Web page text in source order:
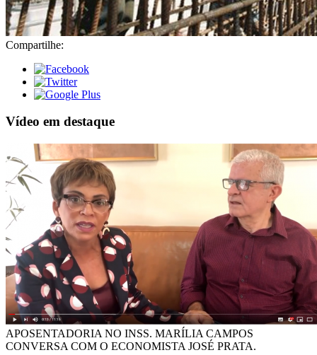
Compartilhe:
Vídeo em destaque
APOSENTADORIA NO INSS. MARÍLIA CAMPOS
CONVERSA COM O ECONOMISTA JOSÉ PRATA.